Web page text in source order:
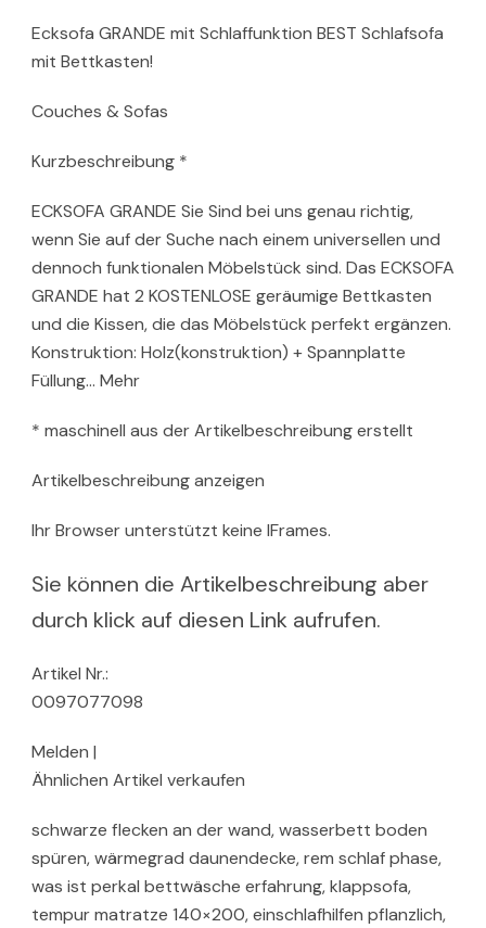
Ecksofa GRANDE mit Schlaffunktion BEST Schlafsofa
mit Bettkasten!
Couches & Sofas
Kurzbeschreibung *
ECKSOFA GRANDE Sie Sind bei uns genau richtig,
wenn Sie auf der Suche nach einem universellen und
dennoch funktionalen Möbelstück sind. Das ECKSOFA
GRANDE hat 2 KOSTENLOSE geräumige Bettkasten
und die Kissen, die das Möbelstück perfekt ergänzen.
Konstruktion: Holz(konstruktion) + Spannplatte
Füllung… Mehr
* maschinell aus der Artikelbeschreibung erstellt
Artikelbeschreibung anzeigen
Ihr Browser unterstützt keine IFrames.
Sie können die Artikelbeschreibung aber
durch klick auf diesen Link aufrufen.
Artikel Nr.:
0097077098
Melden |
Ähnlichen Artikel verkaufen
schwarze flecken an der wand, wasserbett boden
spüren, wärmegrad daunendecke, rem schlaf phase,
was ist perkal bettwäsche erfahrung, klappsofa,
tempur matratze 140×200, einschlafhilfen pflanzlich,